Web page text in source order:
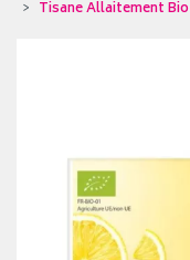
Tisane Allaitement